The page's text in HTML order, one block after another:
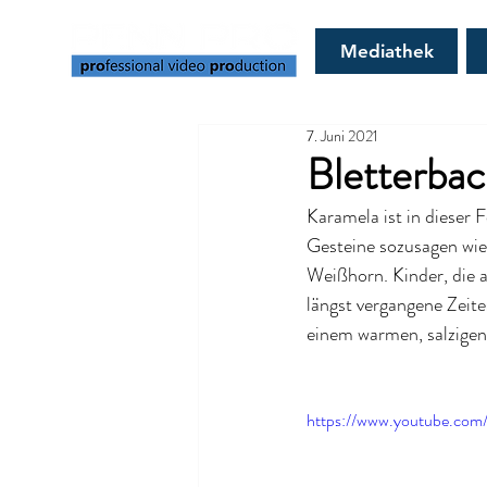
Mediathek
7. Juni 2021
Karamela ist in dieser
Gesteine sozusagen
Weißhorn. Kinder, die
längst vergangene
einem warmen,
https://